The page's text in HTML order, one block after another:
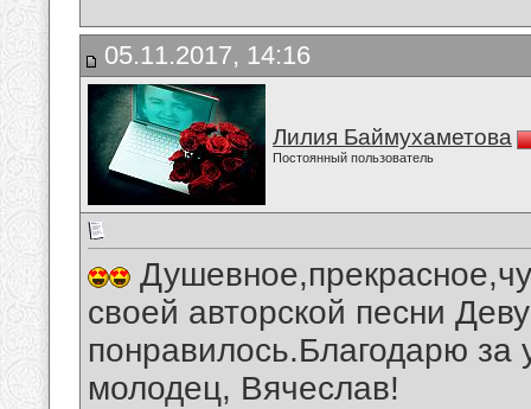
05.11.2017, 14:16
Лилия Баймухаметова
Постоянный пользователь
своей авторской песни
понравилось.Благодарю за
молодец, Вячеслав!